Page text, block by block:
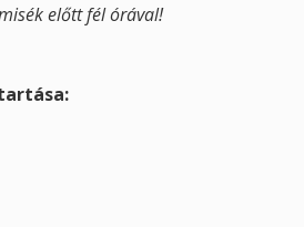
előtt fél órával!